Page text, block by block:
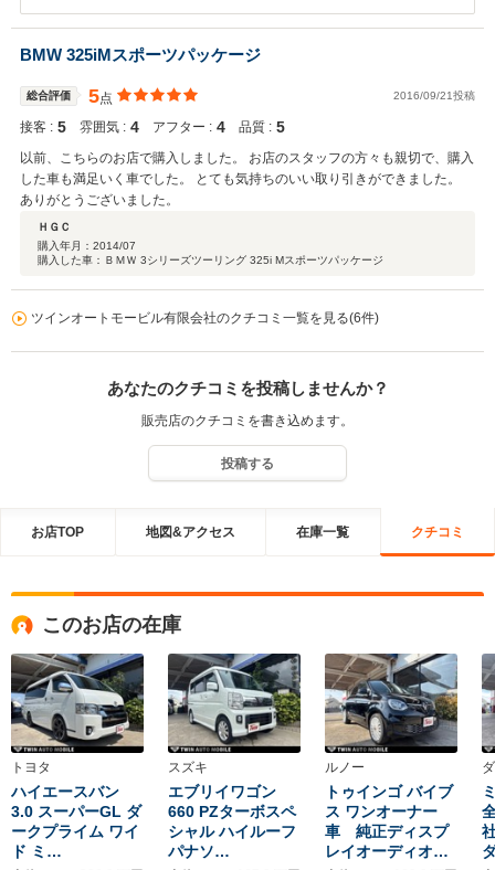
BMW 325iMスポーツパッケージ
総合評価 5点 2016/09/21投稿
接客 : 5 雰囲気 : 4 アフター : 4 品質 : 5
以前、こちらのお店で購入しました。 お店のスタッフの方々も親切で、購入
した車も満足いく車でした。 とても気持ちのいい取り引きができました。
ありがとうございました。
ＨＧＣ
購入年月： 2014/07
購入した車：ＢＭＷ 3シリーズツーリング 325i Mスポーツパッケージ
ツインオートモービル有限会社のクチコミ一覧を見る(6件)
あなたのクチコミを投稿しませんか？
販売店のクチコミを書き込めます。
投稿する
お店TOP 地図&アクセス 在庫一覧 クチコミ
このお店の在庫
トヨタ
ハイエースバン
3.0 スーパーGL ダ
ークプライム ワイ
ド ミ…
スズキ
エブリイワゴン
660 PZターボスペ
シャル ハイルーフ
パナソ…
ルノー
トゥインゴ バイブ
ス ワンオーナー
車 純正ディスプ
レイオーディオ…